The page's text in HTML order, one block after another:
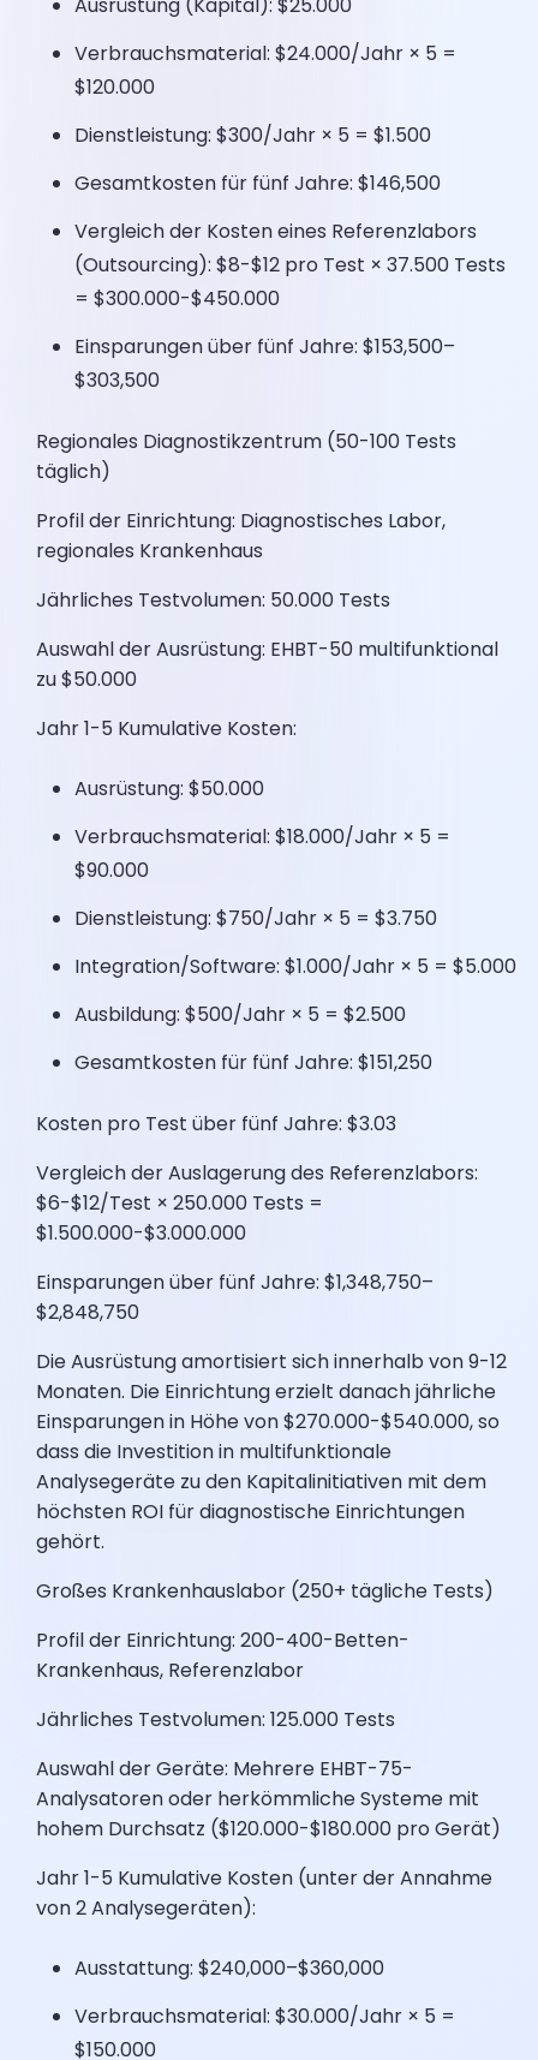
Ausrüstung (Kapital): $25.000
Verbrauchsmaterial: $24.000/Jahr × 5 =
$120.000
Dienstleistung: $300/Jahr × 5 = $1.500
Gesamtkosten für fünf Jahre: $146,500
Vergleich der Kosten eines Referenzlabors
(Outsourcing): $8-$12 pro Test × 37.500 Tests
= $300.000-$450.000
Einsparungen über fünf Jahre: $153,500–
$303,500
Regionales Diagnostikzentrum (50-100 Tests
täglich)
Profil der Einrichtung: Diagnostisches Labor,
regionales Krankenhaus
Jährliches Testvolumen: 50.000 Tests
Auswahl der Ausrüstung: EHBT-50 multifunktional
zu $50.000
Jahr 1-5 Kumulative Kosten:
Ausrüstung: $50.000
Verbrauchsmaterial: $18.000/Jahr × 5 =
$90.000
Dienstleistung: $750/Jahr × 5 = $3.750
Integration/Software: $1.000/Jahr × 5 = $5.000
Ausbildung: $500/Jahr × 5 = $2.500
Gesamtkosten für fünf Jahre: $151,250
Kosten pro Test über fünf Jahre: $3.03
Vergleich der Auslagerung des Referenzlabors:
$6-$12/Test × 250.000 Tests =
$1.500.000-$3.000.000
Einsparungen über fünf Jahre: $1,348,750–
$2,848,750
Die Ausrüstung amortisiert sich innerhalb von 9-12
Monaten. Die Einrichtung erzielt danach jährliche
Einsparungen in Höhe von $270.000-$540.000, so
dass die Investition in multifunktionale
Analysegeräte zu den Kapitalinitiativen mit dem
höchsten ROI für diagnostische Einrichtungen
gehört.
Großes Krankenhauslabor (250+ tägliche Tests)
Profil der Einrichtung: 200-400-Betten-
Krankenhaus, Referenzlabor
Jährliches Testvolumen: 125.000 Tests
Auswahl der Geräte: Mehrere EHBT-75-
Analysatoren oder herkömmliche Systeme mit
hohem Durchsatz ($120.000-$180.000 pro Gerät)
Jahr 1-5 Kumulative Kosten (unter der Annahme
von 2 Analysegeräten):
Ausstattung: $240,000–$360,000
Verbrauchsmaterial: $30.000/Jahr × 5 =
$150.000